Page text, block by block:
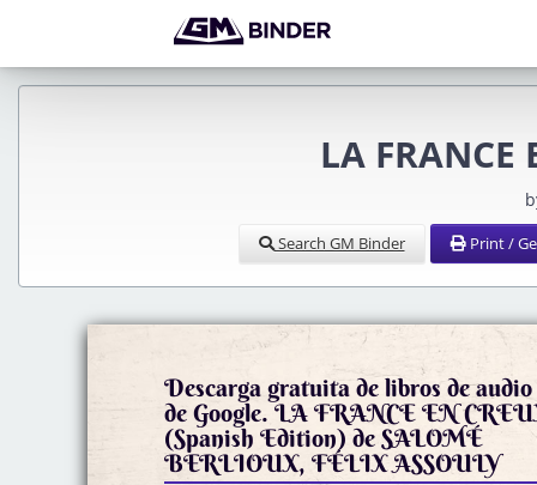
LA
Search GM Binder Print /
Descarga gratuita de libros de audio
de Google. LA FRANCE EN
(Spanish Edition) de SALOMÉ
BERLIOUX, FÉLIX ASSOULY